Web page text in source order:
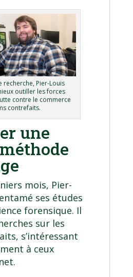
recherche, Pier-Louis
outiller les forces
contre le commerce
contrefaits.
une
mois, Pier-
ses études
forensique. Il
sur les
s’intéressant
à ceux